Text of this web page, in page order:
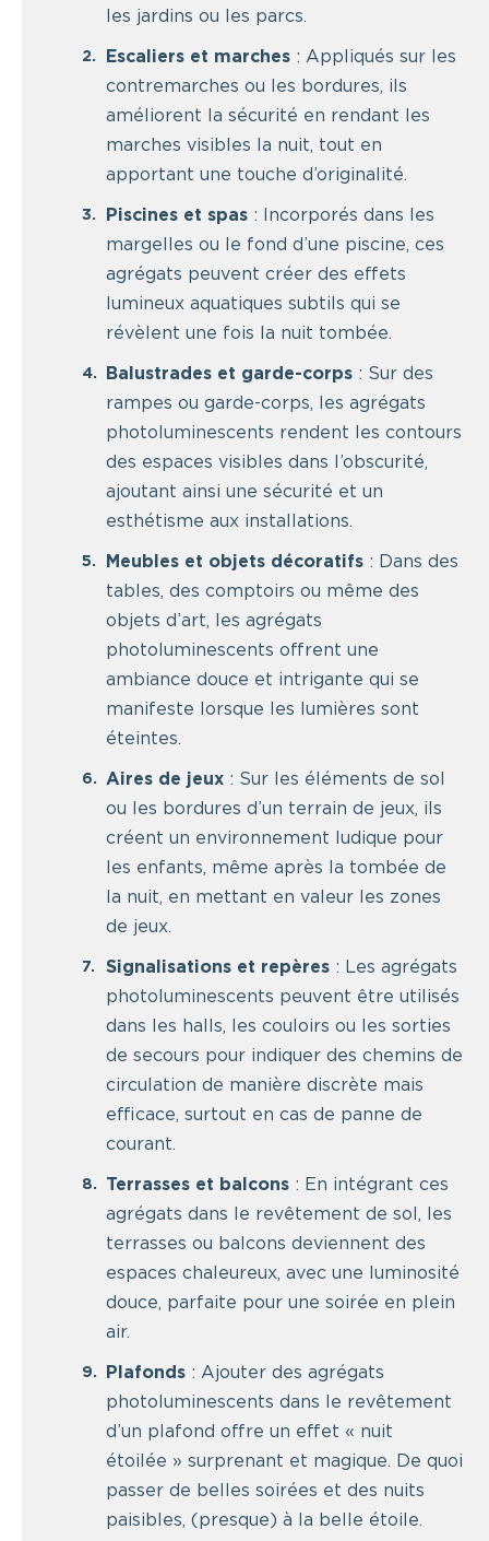
les jardins ou les parcs.
Escaliers et marches : Appliqués sur les
contremarches ou les bordures, ils
améliorent la sécurité en rendant les
marches visibles la nuit, tout en
apportant une touche d’originalité.
Piscines et spas : Incorporés dans les
margelles ou le fond d’une piscine, ces
agrégats peuvent créer des effets
lumineux aquatiques subtils qui se
révèlent une fois la nuit tombée.
Balustrades et garde-corps : Sur des
rampes ou garde-corps, les agrégats
photoluminescents rendent les contours
des espaces visibles dans l’obscurité,
ajoutant ainsi une sécurité et un
esthétisme aux installations.
Meubles et objets décoratifs : Dans des
tables, des comptoirs ou même des
objets d’art, les agrégats
photoluminescents offrent une
ambiance douce et intrigante qui se
manifeste lorsque les lumières sont
éteintes.
Aires de jeux : Sur les éléments de sol
ou les bordures d’un terrain de jeux, ils
créent un environnement ludique pour
les enfants, même après la tombée de
la nuit, en mettant en valeur les zones
de jeux.
Signalisations et repères : Les agrégats
photoluminescents peuvent être utilisés
dans les halls, les couloirs ou les sorties
de secours pour indiquer des chemins de
circulation de manière discrète mais
efficace, surtout en cas de panne de
courant.
Terrasses et balcons : En intégrant ces
agrégats dans le revêtement de sol, les
terrasses ou balcons deviennent des
espaces chaleureux, avec une luminosité
douce, parfaite pour une soirée en plein
air.
Plafonds : Ajouter des agrégats
photoluminescents dans le revêtement
d’un plafond offre un effet « nuit
étoilée » surprenant et magique. De quoi
passer de belles soirées et des nuits
paisibles, (presque) à la belle étoile.